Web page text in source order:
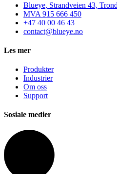
Blueye, Strandveien 43,
MVA 915 666 450
+47 40 00 46 43
contact@blueye.no
Les mer
Produkter
Industrier
Om oss
Support
Sosiale medier